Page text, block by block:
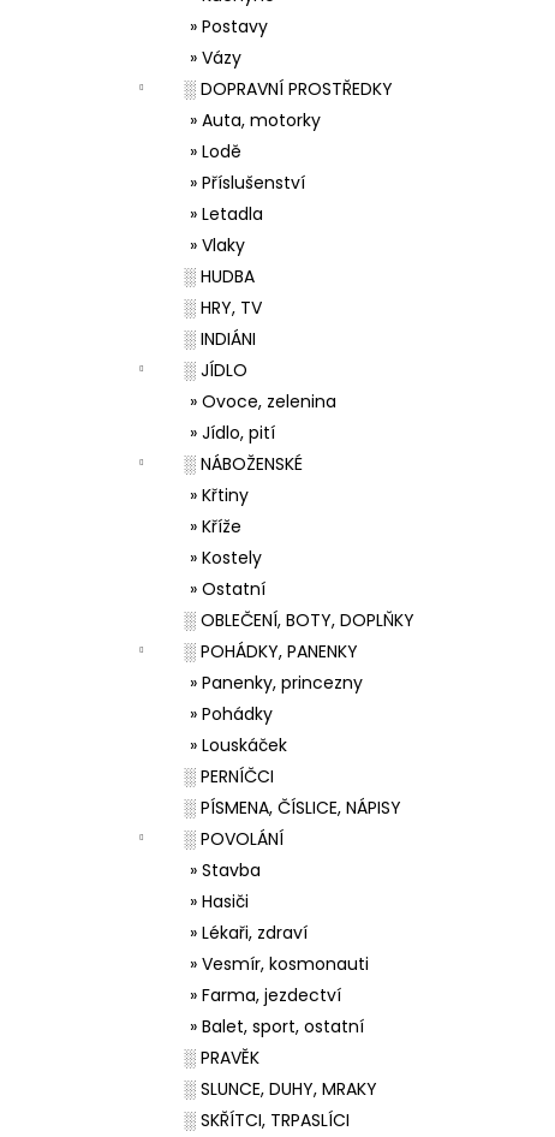
» Postavy
» Vázy
░ DOPRAVNÍ PROSTŘEDKY
» Auta, motorky
» Lodě
» Příslušenství
» Letadla
» Vlaky
░ HUDBA
░ HRY, TV
░ INDIÁNI
░ JÍDLO
» Ovoce, zelenina
» Jídlo, pití
░ NÁBOŽENSKÉ
» Křtiny
» Kříže
» Kostely
» Ostatní
░ OBLEČENÍ, BOTY, DOPLŇKY
░ POHÁDKY, PANENKY
» Panenky, princezny
» Pohádky
» Louskáček
░ PERNÍČCI
░ PÍSMENA, ČÍSLICE, NÁPISY
░ POVOLÁNÍ
» Stavba
» Hasiči
» Lékaři, zdraví
» Vesmír, kosmonauti
» Farma, jezdectví
» Balet, sport, ostatní
░ PRAVĚK
░ SLUNCE, DUHY, MRAKY
░ SKŘÍTCI, TRPASLÍCI